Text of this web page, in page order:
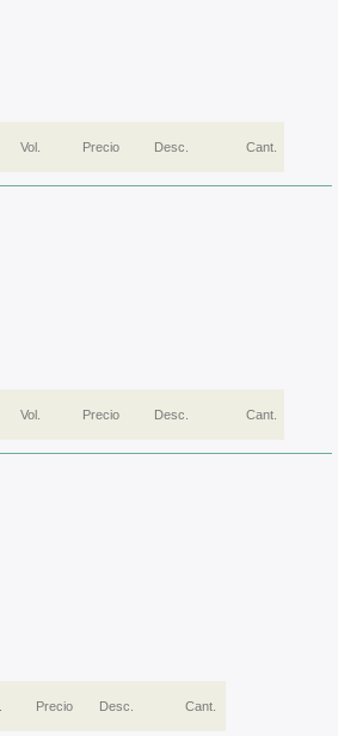
Vol. Precio Desc. Cant.
Vol. Precio Desc. Cant.
Precio Desc. Cant.